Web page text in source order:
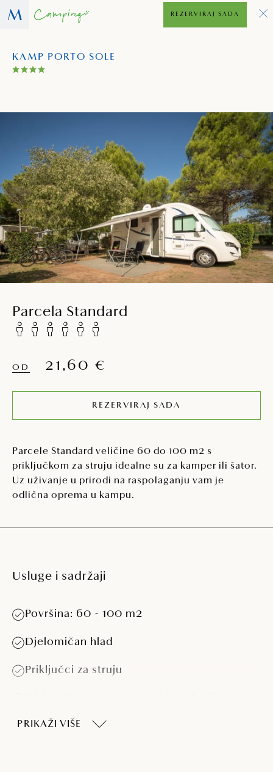
KAMP PORTO SOLE
REZERVIRAJ SADA
Parcela Standard
OD 21,60 €
REZERVIRAJ SADA
Parcele Standard veličine 60 do 100 m2 s
priključkom za struju idealne su za kamper ili šator.
Uz uživanje u prirodi na raspolaganju vam je
odlična oprema u kampu.
Usluge i sadržaji
Površina: 60 - 100 m2
Djelomičan hlad
Priključci za struju
Djelomično pogodno za kampere > 7,5 m i
PRIKAŽI VIŠE